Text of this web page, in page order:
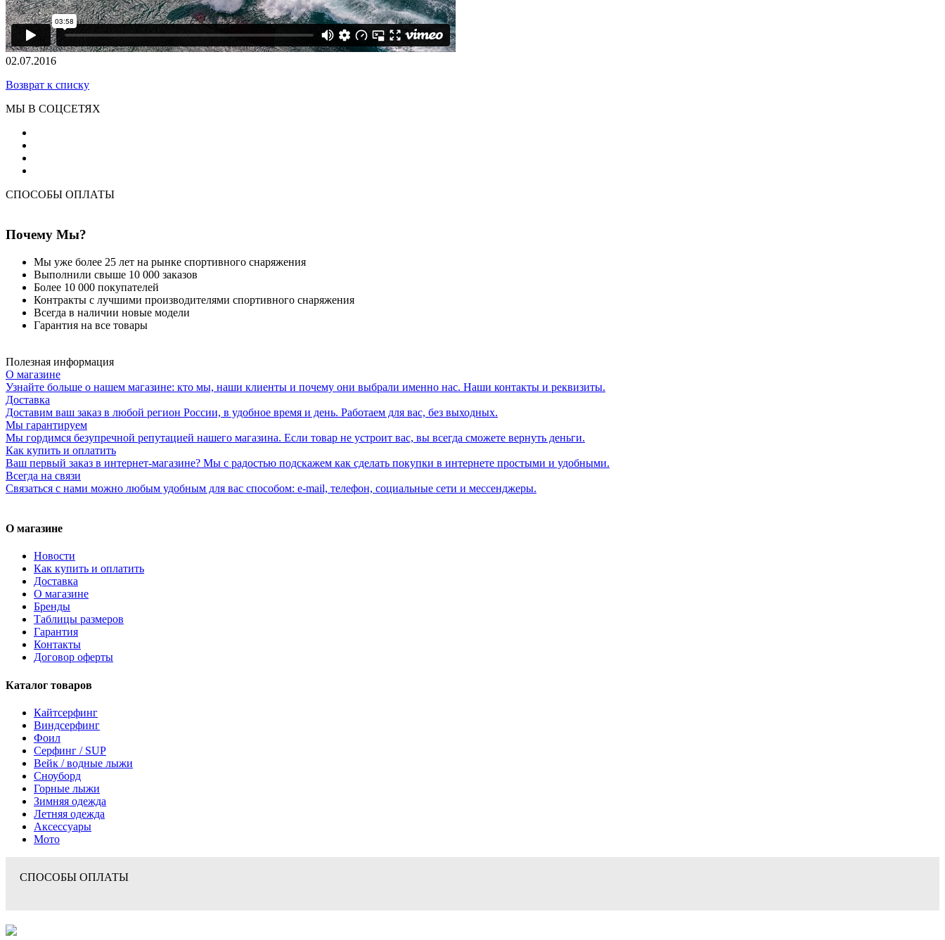
02.07.2016
Возврат к списку
МЫ В СОЦСЕТЯХ
СПОСОБЫ ОПЛАТЫ
Почему Мы?
Мы уже более 25 лет на рынке спортивного снаряжения
Выполнили свыше 10 000 заказов
Более 10 000 покупателей
Контракты с лучшими производителями спортивного снаряжения
Всегда в наличии новые модели
Гарантия на все товары
Полезная информация
О магазине
Узнайте больше о нашем магазине: кто мы, наши клиенты и почему они выбрали именно нас. Наши контакты и реквизиты.
Доставка
Доставим ваш заказ в любой регион России, в удобное время и день. Работаем для вас, без выходных.
Мы гарантируем
Мы гордимся безупречной репутацией нашего магазина. Если товар не устроит вас, вы всегда сможете вернуть деньги.
Как купить и оплатить
Ваш первый заказ в интернет-магазине? Мы с радостью подскажем как сделать покупки в интернете простыми и удобными.
Всегда на связи
Связаться с нами можно любым удобным для вас способом: e-mail, телефон, социальные сети и мессенджеры.
О магазине
Новости
Как купить и оплатить
Доставка
О магазине
Бренды
Таблицы размеров
Гарантия
Контакты
Договор оферты
Каталог товаров
Кайтсерфинг
Виндсерфинг
Фоил
Серфинг / SUP
Вейк / водные лыжи
Сноуборд
Горные лыжи
Зимняя одежда
Летняя одежда
Аксессуары
Мото
СПОСОБЫ ОПЛАТЫ